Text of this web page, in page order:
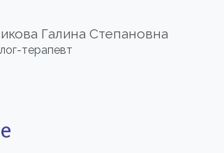
Галина Степановна
терапевт